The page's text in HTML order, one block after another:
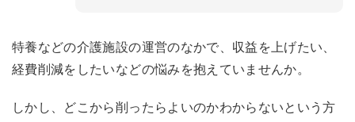
特養などの介護施設の運営のなかで、収益を上げたい、
経費削減をしたいなどの悩みを抱えていませんか。
しかし、どこから削ったらよいのかわからないという方